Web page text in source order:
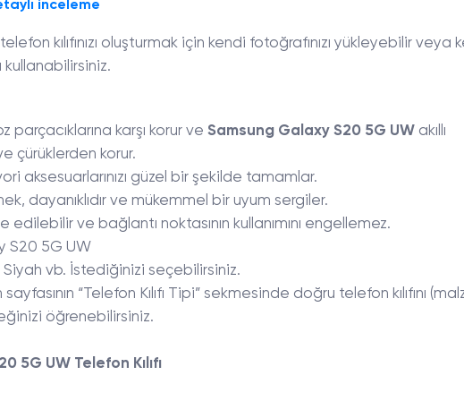
inceleme
kılıfınızı oluşturmak için kendi fotoğrafınızı yükleyebilir veya
kullanabilirsiniz.
parçacıklarına karşı korur ve Samsung Galaxy S20 5G UWakıllı
çürüklerden korur.
aksesuarlarınızı güzel bir şekilde tamamlar.
dayanıklıdır ve mükemmel bir uyum sergiler.
ve bağlantı noktasının kullanımını engellemez.
S20 5G UW
Siyah vb. İstediğinizi seçebilirsiniz.
“Telefon Kılıfı Tipi” sekmesinde doğru telefon kılıfını
öğrenebilirsiniz.
5G UW Telefon Kılıfı